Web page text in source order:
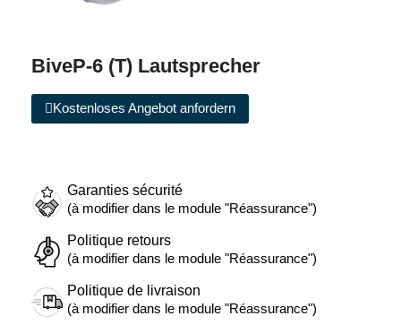
BiveP-6 (T) Lautsprecher
Kostenloses Angebot anfordern
Garanties sécurité
(à modifier dans le module "Réassurance")
Politique retours
(à modifier dans le module "Réassurance")
Politique de livraison
(à modifier dans le module "Réassurance")